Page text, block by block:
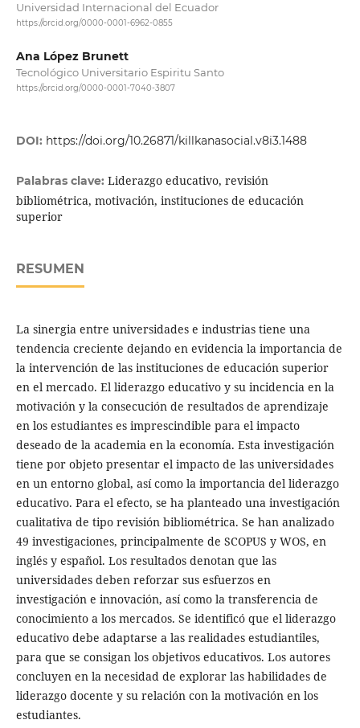
Universidad Internacional del Ecuador
https://orcid.org/0000-0001-6962-0855
Ana López Brunett
Tecnológico Universitario Espiritu Santo
https://orcid.org/0000-0001-7040-3807
DOI: https://doi.org/10.26871/killkanasocial.v8i3.1488
Palabras clave: Liderazgo educativo, revisión
bibliométrica, motivación, instituciones de educación
superior
RESUMEN
La sinergia entre universidades e industrias tiene una
tendencia creciente dejando en evidencia la importancia de
la intervención de las instituciones de educación superior
en el mercado. El liderazgo educativo y su incidencia en la
motivación y la consecución de resultados de aprendizaje
en los estudiantes es imprescindible para el impacto
deseado de la academia en la economía. Esta investigación
tiene por objeto presentar el impacto de las universidades
en un entorno global, así como la importancia del liderazgo
educativo. Para el efecto, se ha planteado una investigación
cualitativa de tipo revisión bibliométrica. Se han analizado
49 investigaciones, principalmente de SCOPUS y WOS, en
inglés y español. Los resultados denotan que las
universidades deben reforzar sus esfuerzos en
investigación e innovación, así como la transferencia de
conocimiento a los mercados. Se identificó que el liderazgo
educativo debe adaptarse a las realidades estudiantiles,
para que se consigan los objetivos educativos. Los autores
concluyen en la necesidad de explorar las habilidades de
liderazgo docente y su relación con la motivación en los
estudiantes.